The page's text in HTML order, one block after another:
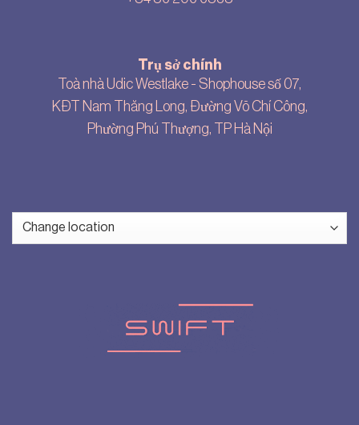
Trụ sở chính
Toà nhà Udic Westlake - Shophouse số 07,
KĐT Nam Thăng Long, Đường Võ Chí Công,
Phường Phú Thượng, TP Hà Nội